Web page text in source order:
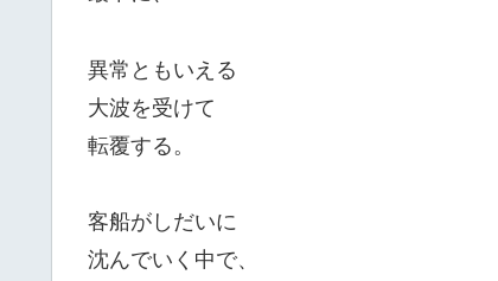
異常ともいえる
大波を受けて
転覆する。
客船がしだいに
沈んでいく中で、